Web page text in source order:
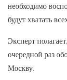
необходимо
будут хватать
Эксперт
очередной раз
Москву.